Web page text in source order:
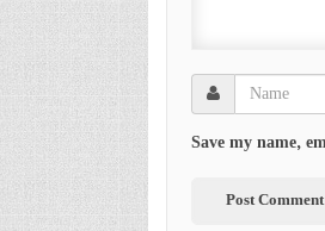
Save my name,